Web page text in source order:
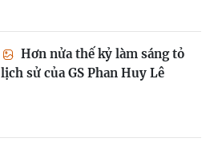
Hơn nửa thế kỷ làm sáng tỏ
lịch sử của GS Phan Huy Lê